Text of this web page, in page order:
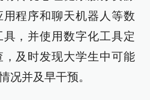
程序和聊天机器人等数
，并使用数字化工具定
及时发现大学生中可能
况并及早干预。